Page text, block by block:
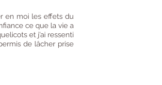
en moi les effets du
ce que la vie a
et j’ai ressenti
de lâcher prise